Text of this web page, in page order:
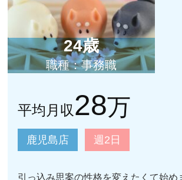
24歳
職種：事務職
平均月収28万
鹿児島店 週2日
引っ込み思案の性格を変えたくて始め